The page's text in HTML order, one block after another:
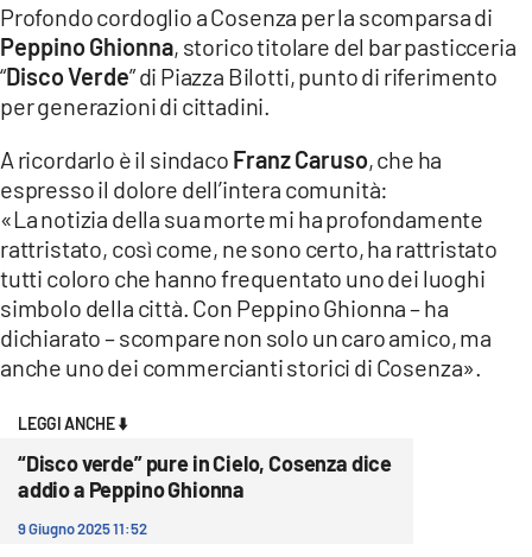
LACONAIR.IT
LACITYMAG.IT
COSENZACHANNEL.IT
ILVIBONESE.IT
CATANZAROCHANNEL.IT
LACAPITALENEWS.IT
App
APPLE
Profondo cordoglio a Cosenza per la scomparsa di
Peppino Ghionna, storico titolare del bar pasticceria
“Disco Verde” di Piazza Bilotti, punto di riferimento
per generazioni di cittadini.
A ricordarlo è il sindaco Franz Caruso, che ha
espresso il dolore dell’intera comunità:
«La notizia della sua morte mi ha profondamente
rattristato, così come, ne sono certo, ha rattristato
tutti coloro che hanno frequentato uno dei luoghi
simbolo della città. Con Peppino Ghionna – ha
dichiarato – scompare non solo un caro amico, ma
anche uno dei commercianti storici di Cosenza».
LEGGI ANCHE ⬇️
“Disco verde” pure in Cielo, Cosenza dice
addio a Peppino Ghionna
9 Giugno 2025 11:52